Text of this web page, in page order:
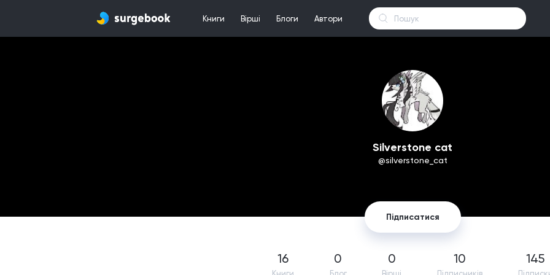
Книги Вірші Блоги Автори
Silverstone cat
@silverstone_cat
Підписатися
16 0 0 10 145